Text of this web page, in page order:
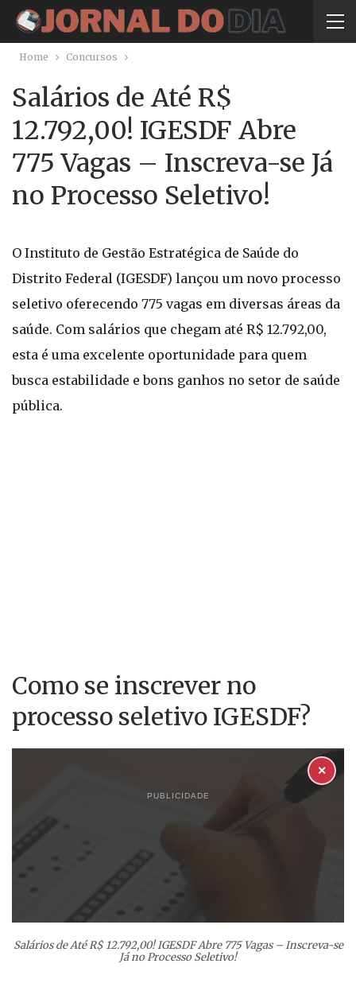
Home Concursos
Salários de Até R$
12.792,00! IGESDF Abre
775 Vagas – Inscreva-se Já
no Processo Seletivo!
O Instituto de Gestão Estratégica de Saúde do
Distrito Federal (IGESDF) lançou um novo processo
seletivo oferecendo 775 vagas em diversas áreas da
saúde. Com salários que chegam até R$ 12.792,00,
esta é uma excelente oportunidade para quem
busca estabilidade e bons ganhos no setor de saúde
pública.
Como se inscrever no
processo seletivo IGESDF?
PUBLICIDADE
✕
Salários de Até R$ 12.792,00! IGESDF Abre 775 Vagas – Inscreva-se
Já no Processo Seletivo!